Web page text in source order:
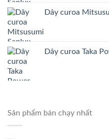
Dây curoa
Dây curoa Taka
Sản phẩm bán chạy nhất